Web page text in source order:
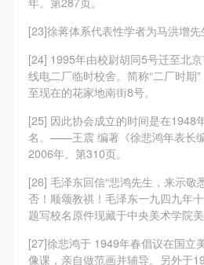
[23]徐蒋体系代表性学者为马洪增先
[24] 1995年由校尉胡同5号迁至北
线电二厂临时校舍。简称“二厂时期
至现在的花家地南街8号。
[25] 因此协会成立的时间是在1948
名。——王震 编著《徐悲鸿年表长
2006年。第310页。
[26] 毛泽东回信“悲鸿先生，来示敬
否！顺颂教祺！毛泽东一九四九年
题写校名原件现藏于中央美术学院美
[27]徐悲鸿于 1949年春倡议在国立
像课，亲自做范画并辅导。另外于